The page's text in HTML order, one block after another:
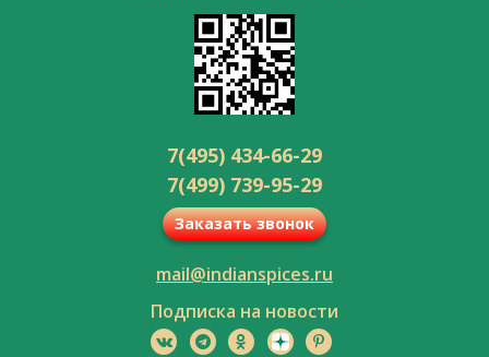
7(495) 434-66-29
7(499) 739-95-29
Заказать звонок
mail@indianspices.ru
Подписка на новости